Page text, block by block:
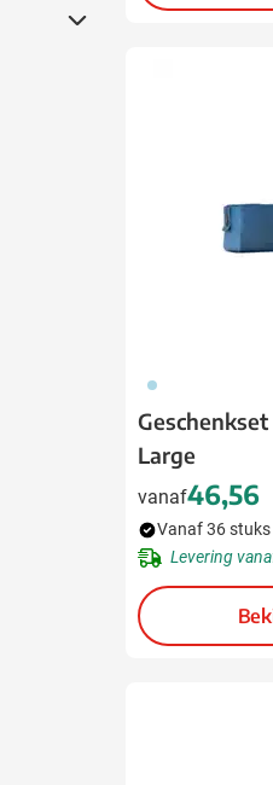
018
Large
vanaf46,56
Vanaf 36 stuks
Levering